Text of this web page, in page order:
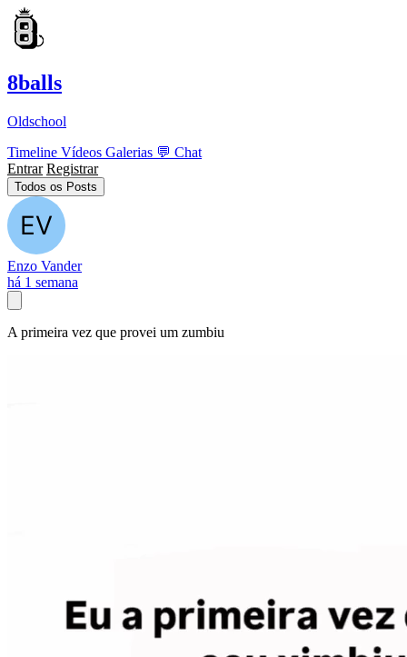
8balls
Oldschool
Timeline Vídeos Galerias 💬 Chat
Entrar Registrar
Todos os Posts
Enzo Vander
há 1 semana
A primeira vez que provei um zumbiu